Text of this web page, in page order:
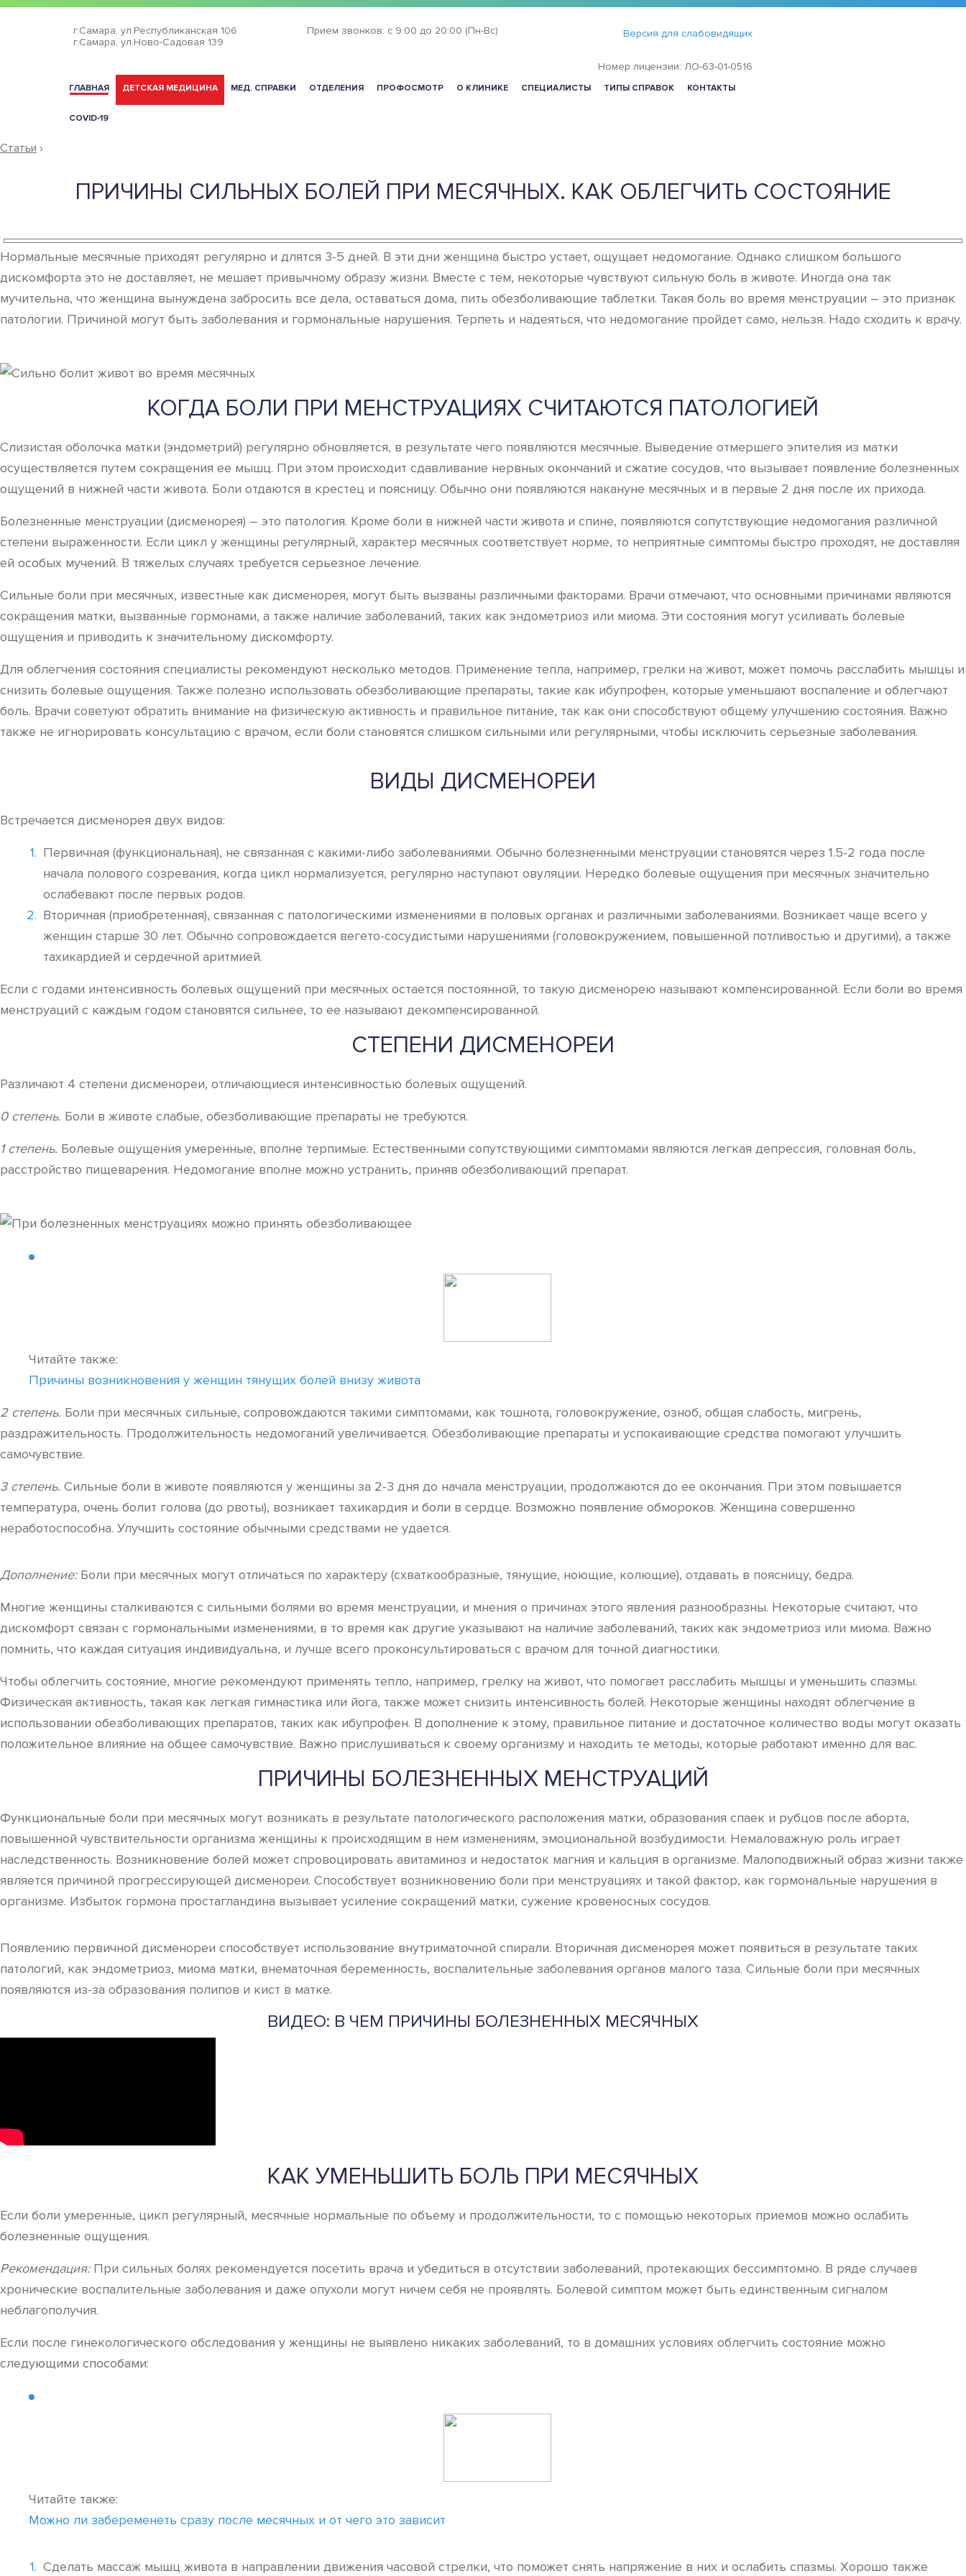
г.Самара, ул.Республиканская 106
г.Самара, ул.Ново-Садовая 139
Прием звонков: с 9:00 до 20:00 (Пн-Вс) Версия для слабовидящих
Номер лицензии: ЛО-63-01-0516
ГЛАВНАЯ ДЕТСКАЯ МЕДИЦИНА МЕД. СПРАВКИ ОТДЕЛЕНИЯ ПРОФОСМОТР О КЛИНИКЕ СПЕЦИАЛИСТЫ ТИПЫ СПРАВОК КОНТАКТЫ
COVID-19
Статьи ›
ПРИЧИНЫ СИЛЬНЫХ БОЛЕЙ ПРИ МЕСЯЧНЫХ. КАК ОБЛЕГЧИТЬ СОСТОЯНИЕ
Нормальные месячные приходят регулярно и длятся 3-5 дней. В эти дни женщина быстро устает, ощущает недомогание. Однако слишком большого
дискомфорта это не доставляет, не мешает привычному образу жизни. Вместе с тем, некоторые чувствуют сильную боль в животе. Иногда она так
мучительна, что женщина вынуждена забросить все дела, оставаться дома, пить обезболивающие таблетки. Такая боль во время менструации – это признак
патологии. Причиной могут быть заболевания и гормональные нарушения. Терпеть и надеяться, что недомогание пройдет само, нельзя. Надо сходить к врачу.
КОГДА БОЛИ ПРИ МЕНСТРУАЦИЯХ СЧИТАЮТСЯ ПАТОЛОГИЕЙ
Слизистая оболочка матки (эндометрий) регулярно обновляется, в результате чего появляются месячные. Выведение отмершего эпителия из матки
осуществляется путем сокращения ее мышц. При этом происходит сдавливание нервных окончаний и сжатие сосудов, что вызывает появление болезненных
ощущений в нижней части живота. Боли отдаются в крестец и поясницу. Обычно они появляются накануне месячных и в первые 2 дня после их прихода.
Болезненные менструации (дисменорея) – это патология. Кроме боли в нижней части живота и спине, появляются сопутствующие недомогания различной
степени выраженности. Если цикл у женщины регулярный, характер месячных соответствует норме, то неприятные симптомы быстро проходят, не доставляя
ей особых мучений. В тяжелых случаях требуется серьезное лечение.
Сильные боли при месячных, известные как дисменорея, могут быть вызваны различными факторами. Врачи отмечают, что основными причинами являются
сокращения матки, вызванные гормонами, а также наличие заболеваний, таких как эндометриоз или миома. Эти состояния могут усиливать болевые
ощущения и приводить к значительному дискомфорту.
Для облегчения состояния специалисты рекомендуют несколько методов. Применение тепла, например, грелки на живот, может помочь расслабить мышцы и
снизить болевые ощущения. Также полезно использовать обезболивающие препараты, такие как ибупрофен, которые уменьшают воспаление и облегчают
боль. Врачи советуют обратить внимание на физическую активность и правильное питание, так как они способствуют общему улучшению состояния. Важно
также не игнорировать консультацию с врачом, если боли становятся слишком сильными или регулярными, чтобы исключить серьезные заболевания.
ВИДЫ ДИСМЕНОРЕИ
Встречается дисменорея двух видов:
Первичная (функциональная), не связанная с какими-либо заболеваниями. Обычно болезненными менструации становятся через 1.5-2 года после
начала полового созревания, когда цикл нормализуется, регулярно наступают овуляции. Нередко болевые ощущения при месячных значительно
ослабевают после первых родов.
Вторичная (приобретенная), связанная с патологическими изменениями в половых органах и различными заболеваниями. Возникает чаще всего у
женщин старше 30 лет. Обычно сопровождается вегето-сосудистыми нарушениями (головокружением, повышенной потливостью и другими), а также
тахикардией и сердечной аритмией.
Если с годами интенсивность болевых ощущений при месячных остается постоянной, то такую дисменорею называют компенсированной. Если боли во время
менструаций с каждым годом становятся сильнее, то ее называют декомпенсированной.
СТЕПЕНИ ДИСМЕНОРЕИ
Различают 4 степени дисменореи, отличающиеся интенсивностью болевых ощущений.
0 степень. Боли в животе слабые, обезболивающие препараты не требуются.
1 степень. Болевые ощущения умеренные, вполне терпимые. Естественными сопутствующими симптомами являются легкая депрессия, головная боль,
расстройство пищеварения. Недомогание вполне можно устранить, приняв обезболивающий препарат.
Читайте также:
Причины возникновения у женщин тянущих болей внизу живота
2 степень. Боли при месячных сильные, сопровождаются такими симптомами, как тошнота, головокружение, озноб, общая слабость, мигрень,
раздражительность. Продолжительность недомоганий увеличивается. Обезболивающие препараты и успокаивающие средства помогают улучшить
самочувствие.
3 степень. Сильные боли в животе появляются у женщины за 2-3 дня до начала менструации, продолжаются до ее окончания. При этом повышается
температура, очень болит голова (до рвоты), возникает тахикардия и боли в сердце. Возможно появление обмороков. Женщина совершенно
неработоспособна. Улучшить состояние обычными средствами не удается.
Дополнение:Боли при месячных могут отличаться по характеру (схваткообразные, тянущие, ноющие, колющие), отдавать в поясницу, бедра.
Многие женщины сталкиваются с сильными болями во время менструации, и мнения о причинах этого явления разнообразны. Некоторые считают, что
дискомфорт связан с гормональными изменениями, в то время как другие указывают на наличие заболеваний, таких как эндометриоз или миома. Важно
помнить, что каждая ситуация индивидуальна, и лучше всего проконсультироваться с врачом для точной диагностики.
Чтобы облегчить состояние, многие рекомендуют применять тепло, например, грелку на живот, что помогает расслабить мышцы и уменьшить спазмы.
Физическая активность, такая как легкая гимнастика или йога, также может снизить интенсивность болей. Некоторые женщины находят облегчение в
использовании обезболивающих препаратов, таких как ибупрофен. В дополнение к этому, правильное питание и достаточное количество воды могут оказать
положительное влияние на общее самочувствие. Важно прислушиваться к своему организму и находить те методы, которые работают именно для вас.
ПРИЧИНЫ БОЛЕЗНЕННЫХ МЕНСТРУАЦИЙ
Функциональные боли при месячных могут возникать в результате патологического расположения матки, образования спаек и рубцов после аборта,
повышенной чувствительности организма женщины к происходящим в нем изменениям, эмоциональной возбудимости. Немаловажную роль играет
наследственность. Возникновение болей может спровоцировать авитаминоз и недостаток магния и кальция в организме. Малоподвижный образ жизни также
является причиной прогрессирующей дисменореи. Способствует возникновению боли при менструациях и такой фактор, как гормональные нарушения в
организме. Избыток гормона простагландина вызывает усиление сокращений матки, сужение кровеносных сосудов.
Появлению первичной дисменореи способствует использование внутриматочной спирали. Вторичная дисменорея может появиться в результате таких
патологий, как эндометриоз, миома матки, внематочная беременность, воспалительные заболевания органов малого таза. Сильные боли при месячных
появляются из-за образования полипов и кист в матке.
ВИДЕО: В ЧЕМ ПРИЧИНЫ БОЛЕЗНЕННЫХ МЕСЯЧНЫХ
КАК УМЕНЬШИТЬ БОЛЬ ПРИ МЕСЯЧНЫХ
Если боли умеренные, цикл регулярный, месячные нормальные по объему и продолжительности, то с помощью некоторых приемов можно ослабить
болезненные ощущения.
Рекомендация:При сильных болях рекомендуется посетить врача и убедиться в отсутствии заболеваний, протекающих бессимптомно. В ряде случаев
хронические воспалительные заболевания и даже опухоли могут ничем себя не проявлять. Болевой симптом может быть единственным сигналом
неблагополучия.
Если после гинекологического обследования у женщины не выявлено никаких заболеваний, то в домашних условиях облегчить состояние можно
следующими способами:
Читайте также:
Можно ли забеременеть сразу после месячных и от чего это зависит
Сделать массаж мышц живота в направлении движения часовой стрелки, что поможет снять напряжение в них и ослабить спазмы. Хорошо также